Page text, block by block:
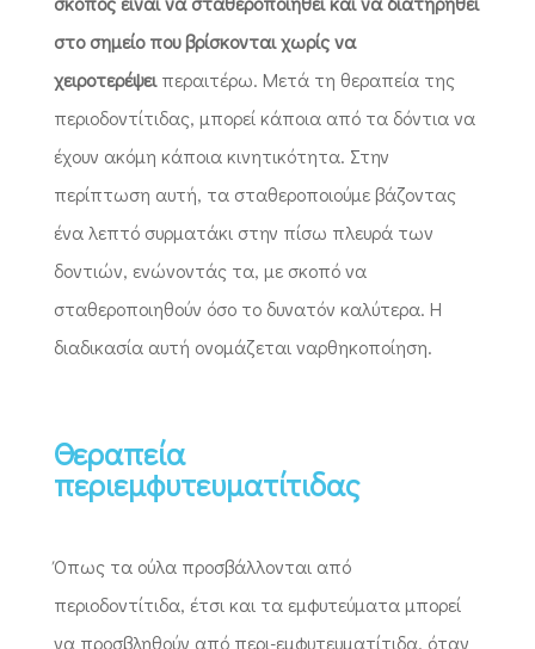
στο σημείο που βρίσκονται χωρίς να
χειροτερέψει περαιτέρω. Μετά τη θεραπεία της
περιοδοντίτιδας, μπορεί κάποια από τα δόντια να
έχουν ακόμη κάποια κινητικότητα. Στην
περίπτωση αυτή, τα σταθεροποιούμε βάζοντας
ένα λεπτό συρματάκι στην πίσω πλευρά των
δοντιών, ενώνοντάς τα, με σκοπό να
σταθεροποιηθούν όσο το δυνατόν καλύτερα. Η
διαδικασία αυτή ονομάζεται ναρθηκοποίηση.
Θεραπεία
περιεμφυτευματίτιδας
Όπως τα ούλα προσβάλλονται από
περιοδοντίτιδα, έτσι και τα εμφυτεύματα μπορεί
να προσβληθούν από περι-εμφυτευματίτιδα, όταν